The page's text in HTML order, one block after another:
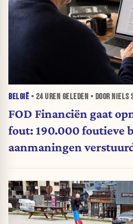
BELGIË • 24 UREN GELEDEN • DOOR NIELS
FOD Financiën gaat
fout: 190.000 foutieve
aanmaningen